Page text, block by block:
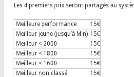
Les 4 premiers prix seront partagés au
Meilleure performance
15€
Meilleur jeune (jusqu’à Min) 15€
Meilleur < 2000
15€
Meilleur < 1800
15€
Meilleur < 1600
15€
Meilleur non classé
15€